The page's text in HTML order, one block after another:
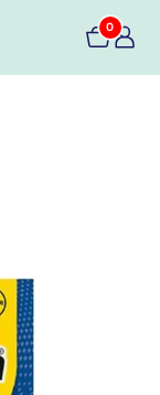
0